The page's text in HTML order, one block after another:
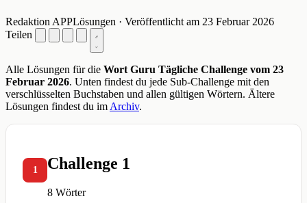
Redaktion APPLösungen · Veröffentlicht am 23 Februar 2026
Teilen
Alle Lösungen für die Wort Guru Tägliche Challenge vom 23
Februar 2026. Unten findest du jede Sub-Challenge mit den
verschlüsselten Buchstaben und allen gültigen Wörtern. Ältere
Lösungen findest du imArchiv.
1 Challenge 1
8 Wörter